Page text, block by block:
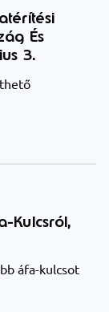
És
3.
Kulcsról,
áfa-kulcsot